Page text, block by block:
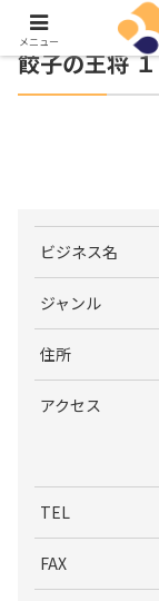
餃子の王将
ビジネス名
ジャンル
住所
アクセス
TEL
FAX
メニュー